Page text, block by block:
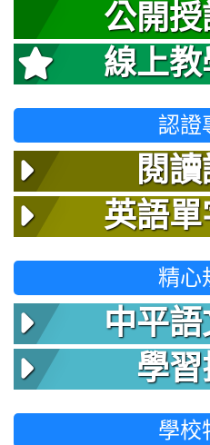
公開
線上
認證
閱
英語
精心
中平
學
學校